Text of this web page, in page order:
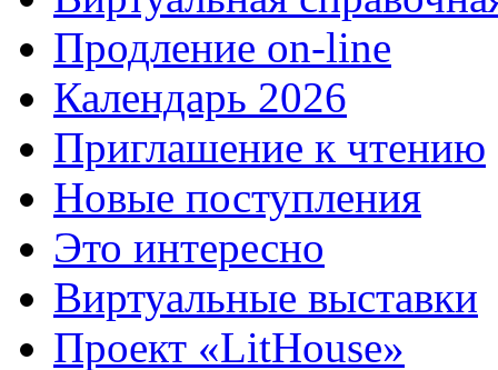
Продление on-line
Календарь 2026
Приглашение к чтению
Новые поступления
Это интересно
Виртуальные выставки
Проект «LitHouse»